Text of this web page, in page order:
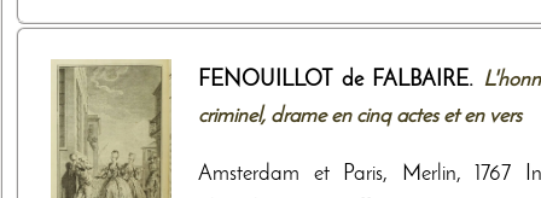
FENOUILLOT de FALBAIRE.
criminel, drame en cinq actes et en vers
Amsterdam et Paris, Merlin, 1767